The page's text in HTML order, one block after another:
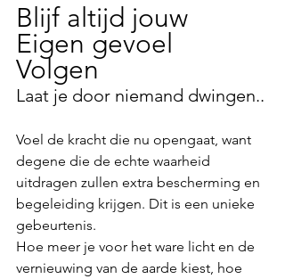
Blijf altijd jouw
Eigen gevoel
Volgen
Laat je door niemand dwingen..
Voel de kracht die nu opengaat, want
degene die de echte waarheid
uitdragen zullen extra bescherming en
begeleiding krijgen. Dit is een unieke
gebeurtenis.
Hoe meer je voor het ware licht en de
vernieuwing van de aarde kiest, hoe